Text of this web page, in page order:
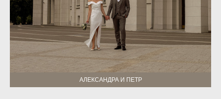
АЛЕКСАНДРА И ПЕТР